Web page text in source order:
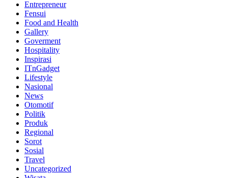
Entrepreneur
Fensui
Food and Health
Gallery
Goverment
Hospitality
Inspirasi
ITnGadget
Lifestyle
Nasional
News
Otomotif
Politik
Produk
Regional
Sorot
Sosial
Travel
Uncategorized